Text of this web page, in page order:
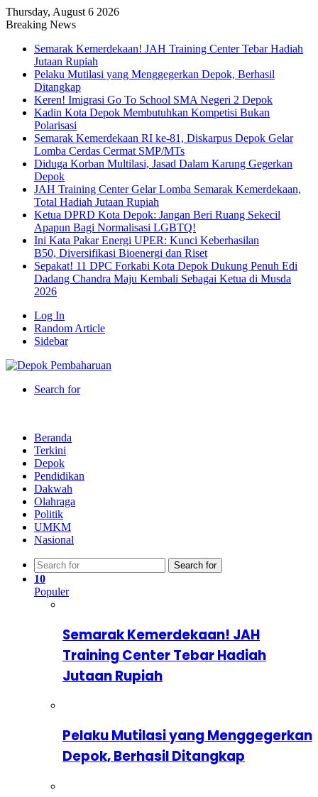
Thursday, August 6 2026
Breaking News
Semarak Kemerdekaan! JAH Training Center Tebar Hadiah
Jutaan Rupiah
Pelaku Mutilasi yang Menggegerkan Depok, Berhasil
Ditangkap
Keren! Imigrasi Go To School SMA Negeri 2 Depok
Kadin Kota Depok Membutuhkan Kompetisi Bukan
Polarisasi
Semarak Kemerdekaan RI ke-81, Diskarpus Depok Gelar
Lomba Cerdas Cermat SMP/MTs
Diduga Korban Multilasi, Jasad Dalam Karung Gegerkan
Depok
JAH Training Center Gelar Lomba Semarak Kemerdekaan,
Total Hadiah Jutaan Rupiah
Ketua DPRD Kota Depok: Jangan Beri Ruang Sekecil
Apapun Bagi Normalisasi LGBTQ!
Ini Kata Pakar Energi UPER: Kunci Keberhasilan
B50, Diversifikasi Bioenergi dan Riset
Sepakat! 11 DPC Forkabi Kota Depok Dukung Penuh Edi
Dadang Chandra Maju Kembali Sebagai Ketua di Musda
2026
Log In
Random Article
Sidebar
Search for
Beranda
Terkini
Depok
Pendidikan
Dakwah
Olahraga
Politik
UMKM
Nasional
Search for
10
Populer
Semarak Kemerdekaan! JAH
Training Center Tebar Hadiah
Jutaan Rupiah
Pelaku Mutilasi yang Menggegerkan
Depok, Berhasil Ditangkap